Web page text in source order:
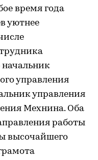
время года
уютнее
начальник
управления
управления
Мехнина. Оба
работы
высочайшего